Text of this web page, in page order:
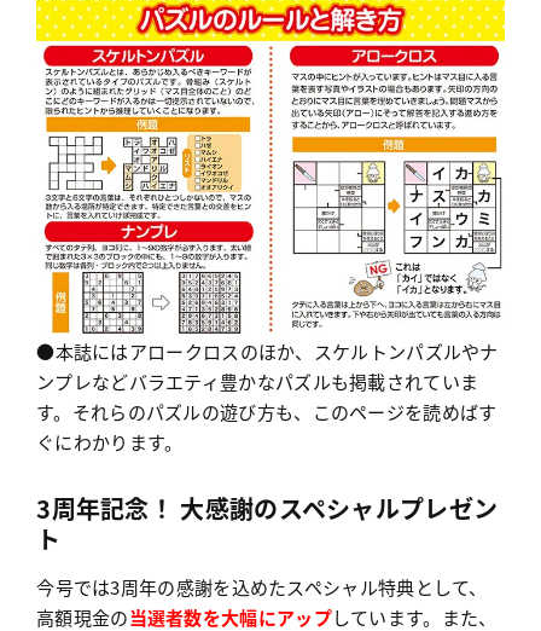
●本誌にはアロークロスのほか、スケルトンパズルやナ
ンプレなどバラエティ豊かなパズルも掲載されていま
す。それらのパズルの遊び方も、このページを読めばす
ぐにわかります。
3周年記念！ 大感謝のスペシャルプレゼン
ト
今号では3周年の感謝を込めたスペシャル特典として、
高額現金の当選者数を大幅にアップしています。また、